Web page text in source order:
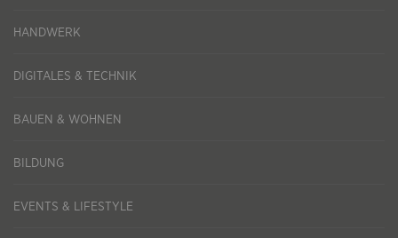
HANDWERK
DIGITALES & TECHNIK
BAUEN & WOHNEN
BILDUNG
EVENTS & LIFESTYLE